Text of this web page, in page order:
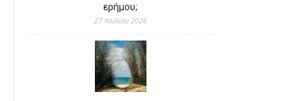
ερήμου;
27 Ιουλίου 2026